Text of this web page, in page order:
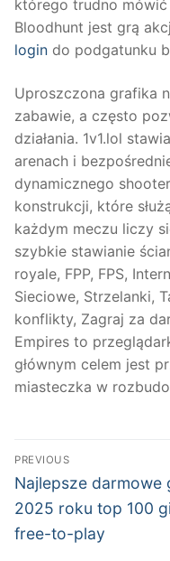
którego trudno
Bloodhunt jest grą
login do podgatunku
Uproszczona grafika
zabawie, a często
działania. 1v1.lol
arenach i
dynamicznego
konstrukcji, które
każdym meczu liczy
szybkie stawianie
royale, FPP, FPS,
Sieciowe, Strzelanki,
konflikty, Zagraj za
Empires to
głównym celem jest
miasteczka w
Post
navigation
PREVIOUS
Previous
post:
Najlepsze darmowe
2025 roku top 100
free-to-play